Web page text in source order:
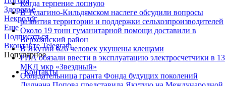
Здоровье
Некролог
Еще
Подписаться
ВконтактеTelegram
Популярное
Когда терпение лопнуло
В Тулагино-Кильдямском наслеге обсудили вопросы
развития территории и поддержки сельхозпроизводителей
Около 19 тонн гуманитарной помощи доставили в
Верхоянский район
В Якутии 626 человек укушены клещами
РИА обязали ввести в эксплуатацию электросчетчики в 13
МКД мкр «Звездный»
Обладательница гранта Фонда будущих поколений
Контакты